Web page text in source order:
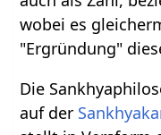
wobei es
"Ergründung"
Die
auf der